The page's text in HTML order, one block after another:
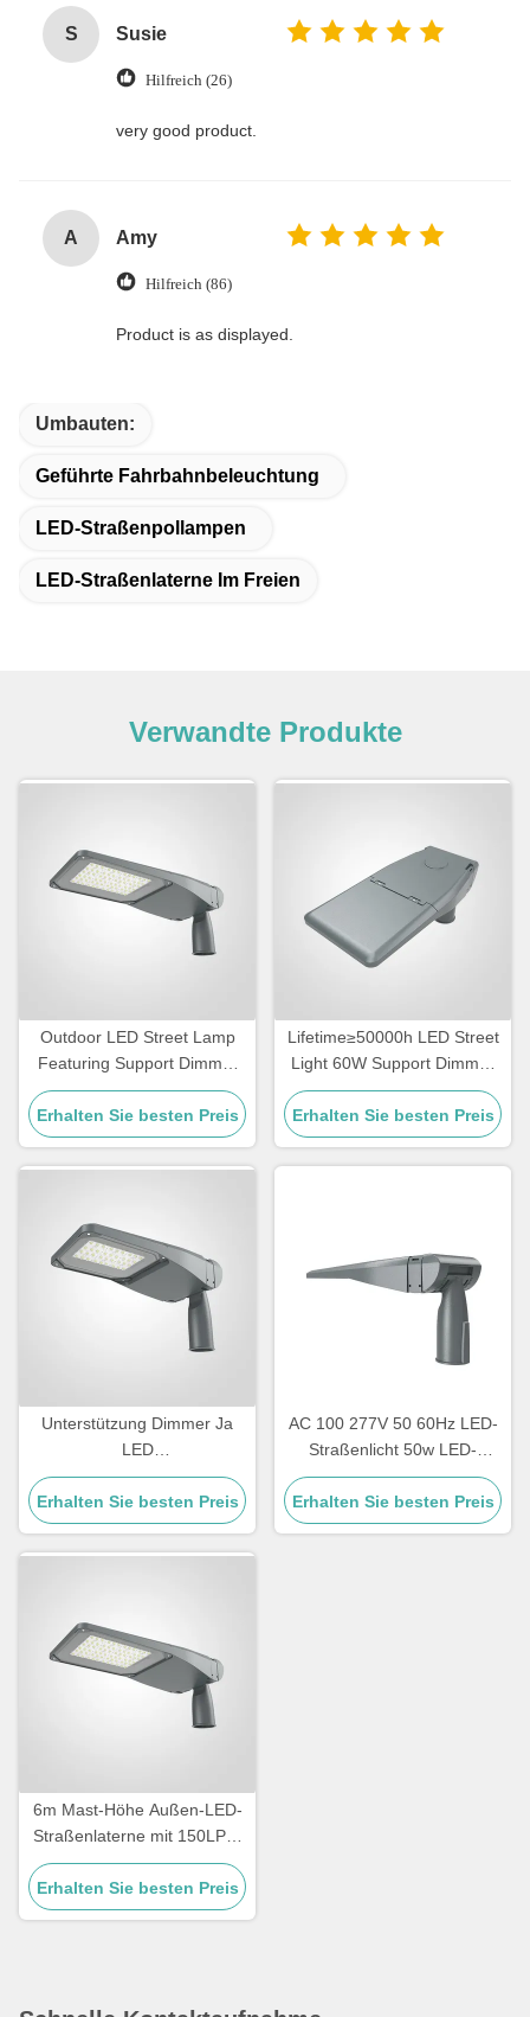
S Susie
Hilfreich (26)
very good product.
A Amy
Hilfreich (86)
Product is as displayed.
Umbauten:
Geführte Fahrbahnbeleuchtung
LED-Straßenpollampen
LED-Straßenlaterne Im Freien
Verwandte Produkte
Outdoor LED Street Lamp
Featuring Support Dimmer
Ideal for Street Road
Lighting and Commercial
Outdoor Spaces
Erhalten Sie besten Preis
Lifetime≥50000h LED Street
Light 60W Support Dimmer
Long Lasting Outdoor
Lighting Ideal for City Streets
and Public Areas
Erhalten Sie besten Preis
Unterstützung Dimmer Ja
LED
Straßenbeleuchtungssystem
50w Led Street Light
Straßenleuchte mit einfacher
Installation und Wartung
Erhalten Sie besten Preis
AC 100 277V 50 60Hz LED-
Straßenlicht 50w LED-
Straßenlicht 150LPW
Effizienz perfekt für die
Stadtstraßenbeleuchtung
Erhalten Sie besten Preis
6m Mast-Höhe Außen-LED-
Straßenlaterne mit 150LPW
Effizienz, perfekt für
gewerbliche und kommunale
Beleuchtungsprojekte
Erhalten Sie besten Preis